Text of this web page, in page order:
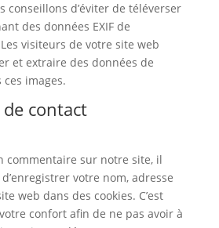
conseillons d’éviter de téléverser
des données EXIF de
visiteurs de votre site web
et extraire des données de
images.
contact
commentaire sur notre site, il
votre nom, adresse
web dans des cookies. C’est
confort afin de ne pas avoir à